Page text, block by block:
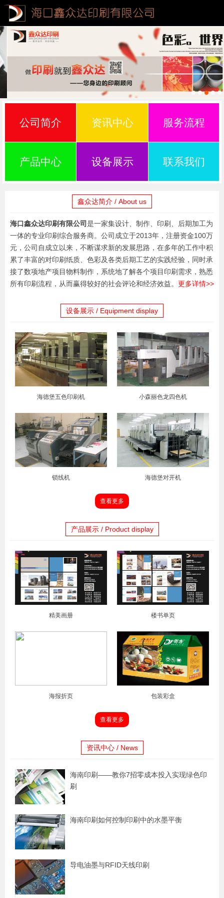
公司简介 资讯中心 服务流程
产品中心 设备展示 联系我们
鑫众达简介 / About us
海口鑫众达印刷有限公司是一家集设计、制作、印刷、后期加工为
一体的专业印刷综合服务商。公司成立于2013年，注册资金100万
元，公司自成立以来，不断谋求新的发展思路，在多年的工作中积
累了丰富的对印刷纸质、色彩及各类后期工艺的实践经验，同时承
接了数项地产项目物料制作，系统地了解各个项目印刷需求，熟悉
所有印刷流程，从而赢得较好的社会评论和经济效益。 更多详情>>
设备展示 / Equipment display
海德堡五色印刷机 小森丽色龙四色机
锁线机 海德堡对开机
查看更多
产品展示 / Product display
精美画册 楼书单页
海报折页 包装彩盒
查看更多
资讯中心 / News
海南印刷——教你7招零成本投入实现绿色印
刷
海南印刷如何控制印刷中的水墨平衡
导电油墨与RFID天线印刷